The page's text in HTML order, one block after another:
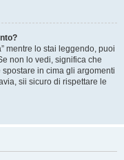
mentre lo stai leggendo, puoi
non lo vedi, significa che
in cima gli argomenti
sii sicuro di rispettare le